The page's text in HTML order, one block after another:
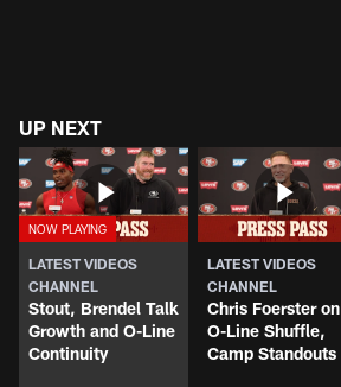
UP NEXT
LATEST VIDEOS
CHANNEL
Stout, Brendel Talk
Growth and O-Line
Continuity
LATEST VIDEOS
CHANNEL
Chris Foerster on
O-Line Shuffle,
Camp Standouts